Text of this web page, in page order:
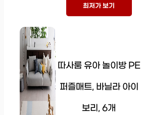
최저가 보기
따사룸 유아 놀이방 PE
퍼즐매트, 바닐라 아이
보리, 6개